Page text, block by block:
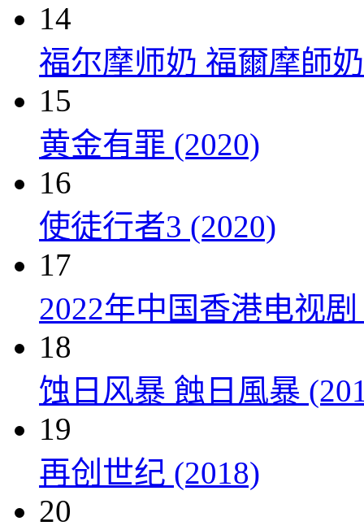
14
福尔摩师奶 福爾摩師
15
黄金有罪 (2020)
16
使徒行者3 (2020)
17
2022年中国香港电视
18
蚀日风暴 蝕日風暴
19
再创世纪 (2018)
20